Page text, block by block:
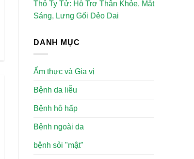
Thỏ Ty Tử: Hỗ Trợ Thận Khỏe, Mắt
Sáng, Lưng Gối Dẻo Dai
DANH MỤC
Ẩm thực và Gia vị
Bệnh da liễu
Bệnh hô hấp
Bệnh ngoài da
bệnh sỏi "mật"